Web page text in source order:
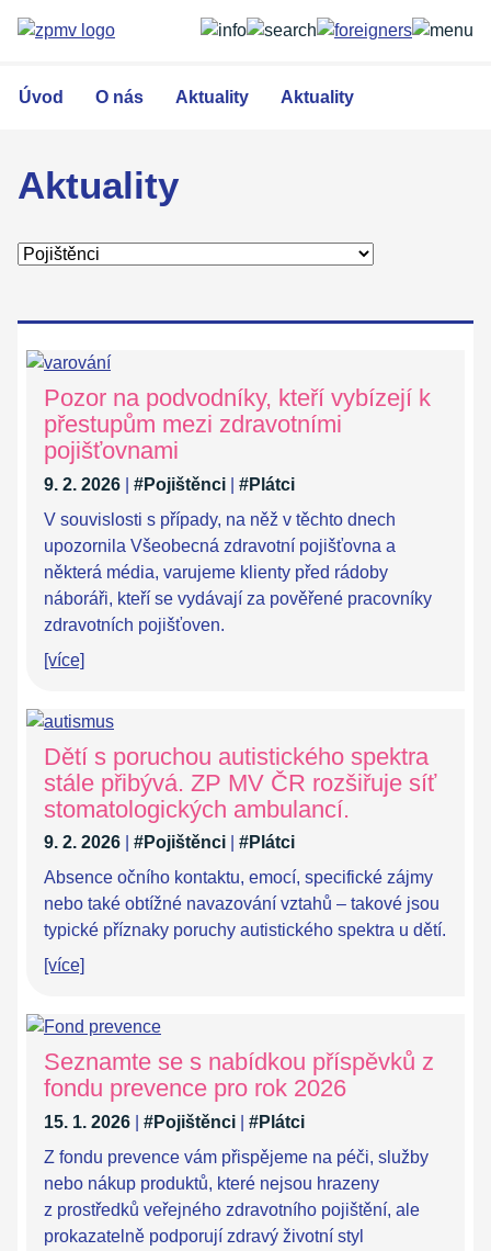
obsahu
Úvod O nás Aktuality Aktuality
Aktuality
Pozor na podvodníky, kteří vybízejí k
přestupům mezi zdravotními
pojišťovnami
9. 2. 2026 #Pojištěnci
#Plátci
V souvislosti s případy, na něž v těchto dnech
upozornila Všeobecná zdravotní pojišťovna a
některá média, varujeme klienty před rádoby
náboráři, kteří se vydávají za pověřené pracovníky
zdravotních pojišťoven.
[více]
Dětí s poruchou autistického spektra
stále přibývá. ZP MV ČR rozšiřuje síť
stomatologických ambulancí.
9. 2. 2026 #Pojištěnci
#Plátci
Absence očního kontaktu, emocí, specifické zájmy
nebo také obtížné navazování vztahů – takové jsou
typické příznaky poruchy autistického spektra u dětí.
[více]
Seznamte se s nabídkou příspěvků z
fondu prevence pro rok 2026
15. 1. 2026 #Pojištěnci
#Plátci
Z fondu prevence vám přispějeme na péči, služby
nebo nákup produktů, které nejsou hrazeny
z prostředků veřejného zdravotního pojištění, ale
prokazatelně podporují zdravý životní styl